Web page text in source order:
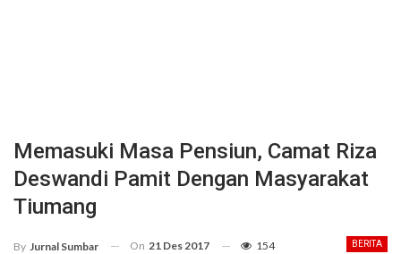
Memasuki Masa Pensiun, Camat Riza
Deswandi Pamit Dengan Masyarakat
Tiumang
BERITA
By Jurnal Sumbar On 21 Des 2017 154